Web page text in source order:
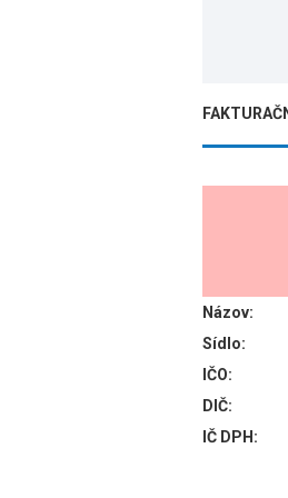
Názov:
Sídlo:
IČO:
DIČ:
IČ DPH: